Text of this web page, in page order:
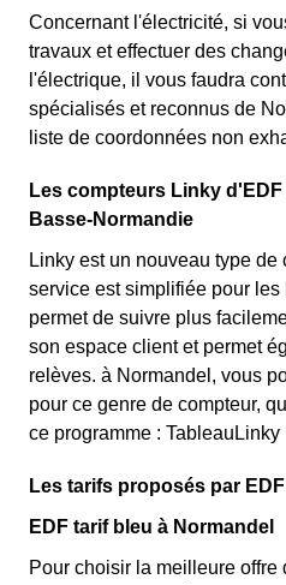
Concernant l'électricité, si
travaux et effectuer des
l'électrique, il vous faudra
spécialisés et reconnus de
liste de coordonnées non
Les compteurs Linky
Basse-Normandie
Linky est un nouveau type
service est simplifiée pour
permet de suivre plus
son espace client et permet
relèves. à Normandel, vous
pour ce genre de compteur,
ce programme : TableauLinky
Les tarifs proposés par
EDF tarif bleu à Normandel
Pour choisir la meilleure offre